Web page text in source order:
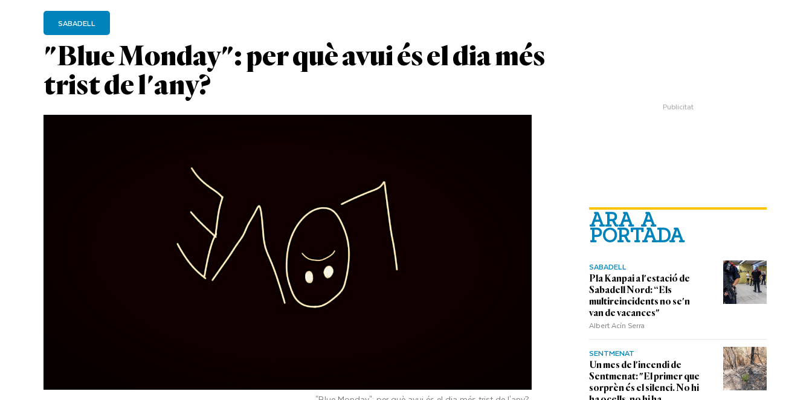
ARA A
PORTADA
SABADELL
Pla Kanpai a l'estació de
Sabadell Nord: “Els
multireincidents no se'n
van de vacances"
Albert Acín Serra
SENTMENAT
Un mes de l'incendi de
Sentmenat: "El primer que
sorprèn és el silenci. No hi
"Blue Monday": per què avui és el dia més
trist de l'any?
SABADELL